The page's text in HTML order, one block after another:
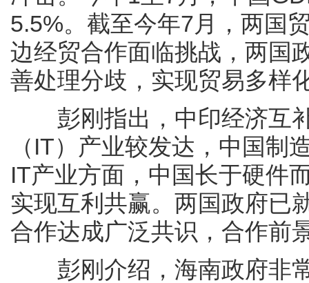
5.5%。截至今年7月，两国
边经贸合作面临挑战，两国
善处理分歧，实现贸易多样
彭刚指出，中印经济互补
（IT）产业较发达，中国制
IT产业方面，中国长于硬件
实现互利共赢。两国政府已
合作达成广泛共识，合作前
彭刚介绍，海南政府非常